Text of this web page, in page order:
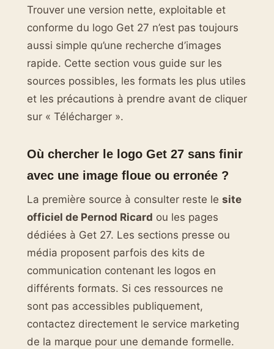
Trouver une version nette, exploitable et
conforme du logo Get 27 n’est pas toujours
aussi simple qu’une recherche d’images
rapide. Cette section vous guide sur les
sources possibles, les formats les plus utiles
et les précautions à prendre avant de cliquer
sur « Télécharger ».
Où chercher le logo Get 27 sans finir
avec une image floue ou erronée ?
La première source à consulter reste le site
officiel de Pernod Ricard ou les pages
dédiées à Get 27. Les sections presse ou
média proposent parfois des kits de
communication contenant les logos en
différents formats. Si ces ressources ne
sont pas accessibles publiquement,
contactez directement le service marketing
de la marque pour une demande formelle.